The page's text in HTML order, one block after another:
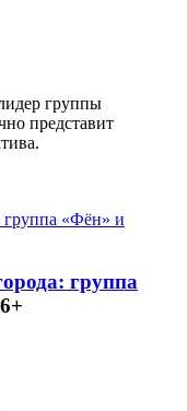
группы
представит
группа
6+